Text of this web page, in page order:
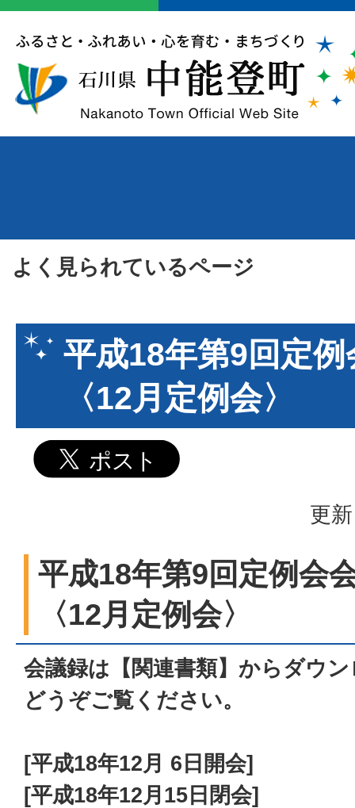
よく見られているページ
平成18年第9回定
〈12月定例会〉
更
平成18年第9回定例会
〈12月定例会〉
会議録は【関連書類】からダウ
どうぞご覧ください。
[平成18年12月 6日開会]
[平成18年12月15日閉会]